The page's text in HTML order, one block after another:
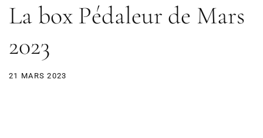
La box Pédaleur de Mars
2023
21 MARS 2023